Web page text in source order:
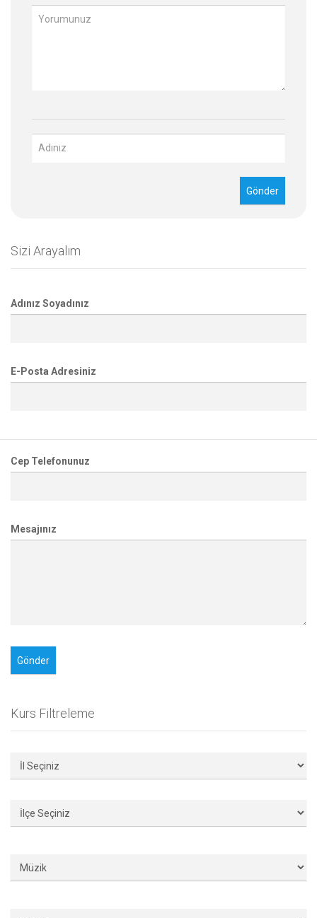
Sizi Arayalım
Adınız Soyadınız
E-Posta Adresiniz
Cep Telefonunuz
Mesajınız
Kurs Filtreleme